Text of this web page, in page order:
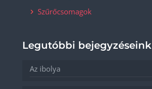
Szűrőcsomagok
Legutóbbi bejegyzéseink
Az ibolya